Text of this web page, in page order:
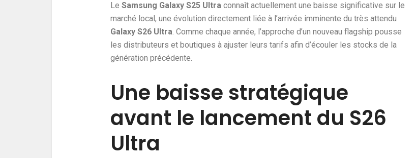
Le Samsung Galaxy S25 Ultra connaît actuellement une baisse significative sur le
marché local, une évolution directement liée à l’arrivée imminente du très attendu
Galaxy S26 Ultra. Comme chaque année, l’approche d’un nouveau flagship pousse
les distributeurs et boutiques à ajuster leurs tarifs afin d’écouler les stocks de la
génération précédente.
Une baisse stratégique
avant le lancement du S26
Ultra